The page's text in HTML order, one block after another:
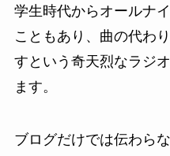
学生時代からオールナ
こともあり、曲の代わ
すという奇天烈なラジ
ます。
ブログだけでは伝わら